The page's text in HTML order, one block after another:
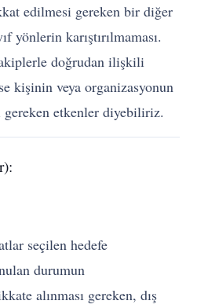
edilmesi gereken bir diğer
yönlerin karıştırılmaması.
doğrudan ilişkili
kişinin veya organizasyonun
gereken etkenler diyebiliriz.
seçilen hedefe
durumun
alınması gereken, dış